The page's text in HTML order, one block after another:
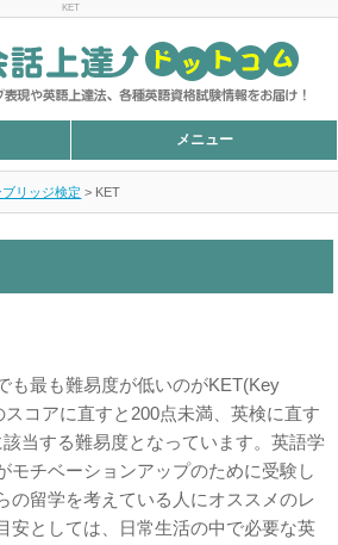
KET
メニュー
ブリッジ検定 > KET
も最も難易度が低いのがKET(Key
スコアに直すと200点未満、英検に直す
当する難易度となっています。英語学
モチベーションアップのために受験し
の留学を考えている人にオススメのレ
安としては、日常生活の中で必要な英